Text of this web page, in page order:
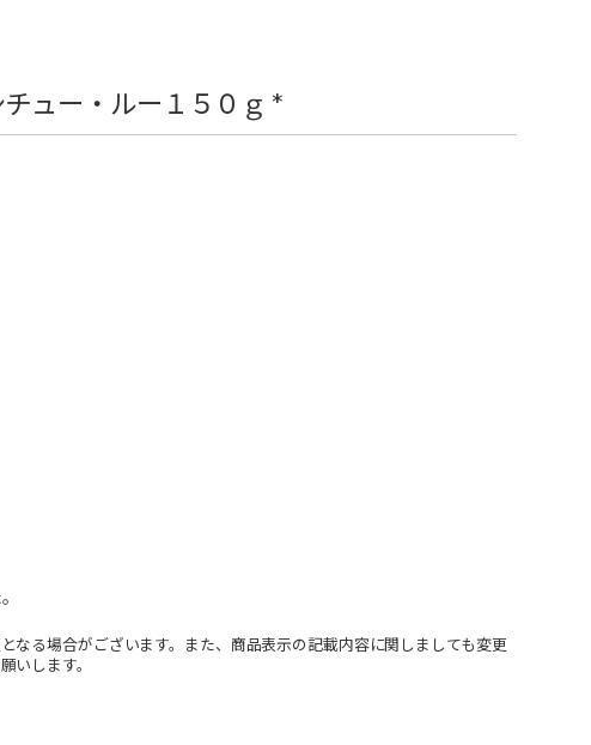
ュー・ルー１５０ｇ *
る場合がございます。また、商品表示の記載内容に関しましても変更
いします。